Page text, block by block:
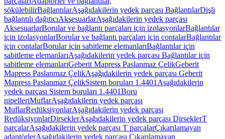
sökülebilirBağlantılarAşağıdakilerin yedek parçası BağlantılarDişli
bağlantılı dağıtıcıAksesuarlarAşağıdakilerin yedek parçası
AksesuarlarBorular ve bağlantı parçaları için izolasyonlarBağlantılar
için izolasyonlarBorular ve bağlantı parçaları için contalarBağlantılar
için contalarBorular için sabitleme elemanlarıBağlantılar için
sabitleme elemanlarıAşağıdakilerin yedek parçası Bağlantılar için
sabitleme elemanlarıGeberit Mapress Paslanmaz ÇelikGeberit
Mapress Paslanmaz ÇelikAşağıdakilerin yedek parçası Geberit
Mapress Paslanmaz ÇelikSistem boruları 1.4401 Aşağıdakilerin
yedek parçası Sistem boruları 1.4401Boru
nipelleriMuflarAşağıdakilerin yedek parçası
MuflarRedüksiyonlarAşağıdakilerin yedek parçası
RedüksiyonlarDirseklerAşağıdakilerin yedek parçası DirseklerT
parçalarAşağıdakilerin yedek parçası T parçalarÇıkarılamayan
adaptörlerAşağıdakilerin yedek parçası Çıkarılamayan